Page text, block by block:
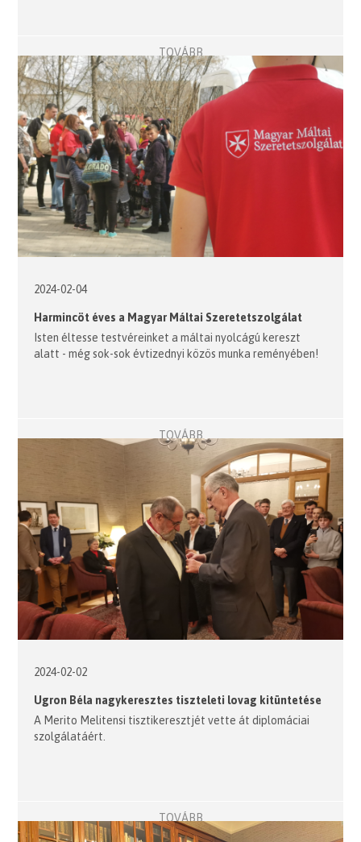
TOVÁBB
2024-02-04
Harmincöt éves a Magyar Máltai Szeretetszolgálat
Isten éltesse testvéreinket a máltai nyolcágú kereszt
alatt - még sok-sok évtizednyi közös munka reményében!
TOVÁBB
2024-02-02
Ugron Béla nagykeresztes tiszteleti lovag kitüntetése
A Merito Melitensi tisztikeresztjét vette át diplomáciai
szolgálatáért.
TOVÁBB